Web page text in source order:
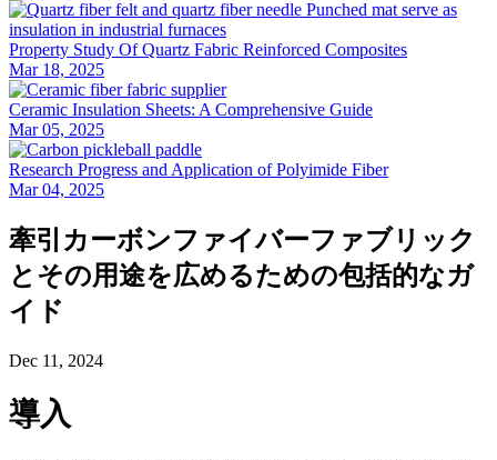
Property Study Of Quartz Fabric Reinforced Composites
Mar 18, 2025
Ceramic Insulation Sheets: A Comprehensive Guide
Mar 05, 2025
Research Progress and Application of Polyimide Fiber
Mar 04, 2025
牽引カーボンファイバーファブリック
とその用途を広めるための包括的なガ
イド
Dec 11, 2024
導入